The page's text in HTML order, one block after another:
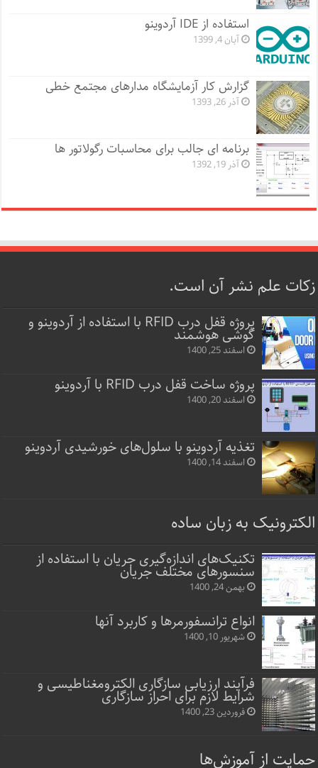
استفاده از IDE آردوینو
آبان 4, 1399
گزارش کار آزمایشگاه مدارهای مجتمع خطی
آذر 26, 1393
برنامه ای جالب برای محاسبات رگولاتور ها
آذر 19, 1392
زکات علم نشر آن است.
پروژه قفل‌ درب RFID با استفاده از آردوینو و
گوشی هوشمند
اسفند 25, 1400
پروژه ساخت قفل‌ درب RFID با آردوینو
اسفند 20, 1400
تغذیه آردوینو با سلول‌های خورشیدی آردوینو
اسفند 14, 1400
الکترونیک به زبان ساده
تکنیک‌های اندازه‌گیری جریان با استفاده از
سنسورهای مختلف جریان
بهمن 24, 1400
انواع ترانسفورمرها و کاربرد آنها
شهریور 10, 1400
فرآیند ارزیابی سازگاری الکترومغناطیسی و
شرایط لازم برای احراز سازگاری
فروردین 23, 1400
حمایت از آموزش‌ها